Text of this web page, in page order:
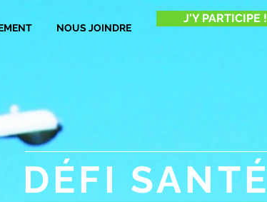
NOUS JOINDRE
J'Y PARTICIPE !
DÉFI SANTÉ